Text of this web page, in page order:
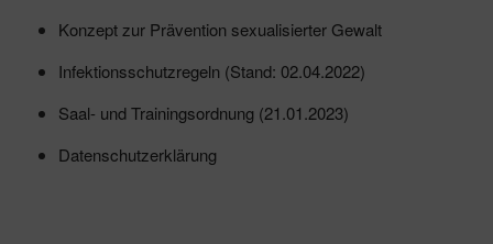
Konzept zur Prävention sexualisierter Gewalt
Infektionsschutzregeln (Stand: 02.04.2022)
Saal- und Trainingsordnung (21.01.2023)
Datenschutzerklärung